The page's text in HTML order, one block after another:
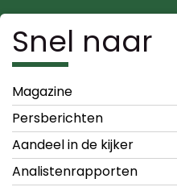
Snel naar
Magazine
Persberichten
Aandeel in de kijker
Analistenrapporten